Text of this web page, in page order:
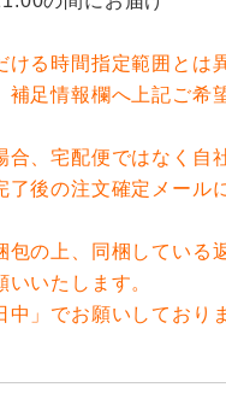
る時間指定範囲とは
足情報欄へ上記ご希
、宅配便ではなく自
後の注文確定メール
の上、同梱している
いたします。
」でお願いしており